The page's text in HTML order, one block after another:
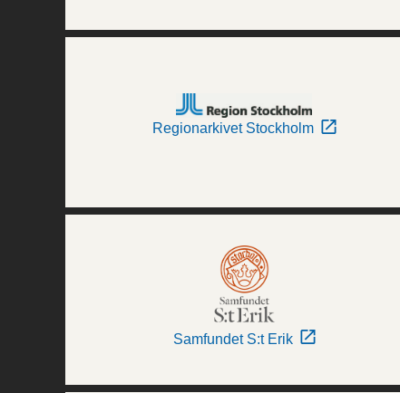
Regionarkivet Stockholm
Samfundet S:t Erik